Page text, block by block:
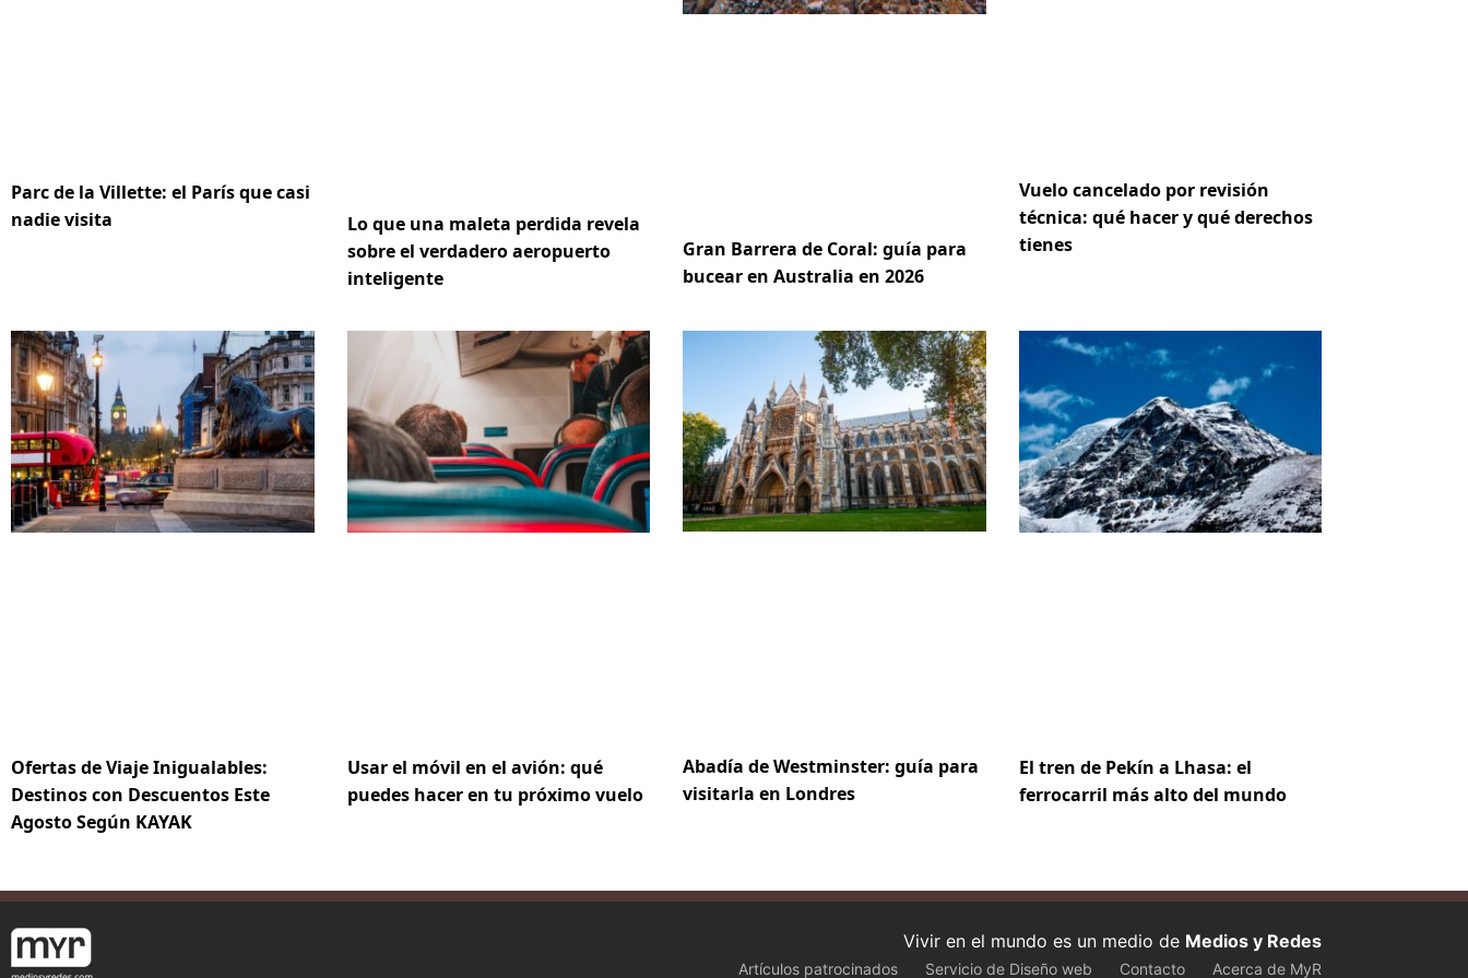
Parc de la Villette: el París que casi
nadie visita
Lo que una maleta perdida revela
sobre el verdadero aeropuerto
inteligente
Gran Barrera de Coral: guía para
bucear en Australia en 2026
Vuelo cancelado por revisión
técnica: qué hacer y qué derechos
tienes
Ofertas de Viaje Inigualables:
Destinos con Descuentos Este
Agosto Según KAYAK
Usar el móvil en el avión: qué
puedes hacer en tu próximo vuelo
Abadía de Westminster: guía para
visitarla en Londres
El tren de Pekín a Lhasa: el
ferrocarril más alto del mundo
Vivir en el mundo es un medio de Medios y Redes
Artículos patrocinados Servicio de Diseño web Contacto Acerca de MyR